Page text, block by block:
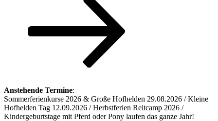
Anstehende Termine:
Sommerferienkurse 2026 & Große Hofhelden 29.08.2026 / Kleine
Hofhelden Tag 12.09.2026 / Herbstferien Reitcamp 2026 /
Kindergeburtstage mit Pferd oder Pony laufen das ganze Jahr!